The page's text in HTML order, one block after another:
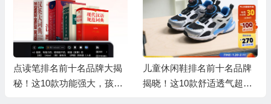
点读笔排名前十名品牌大揭
秘！这10款功能强大，孩子
儿童休闲鞋排名前十名品牌
揭晓！这10款舒适透气超好
💰